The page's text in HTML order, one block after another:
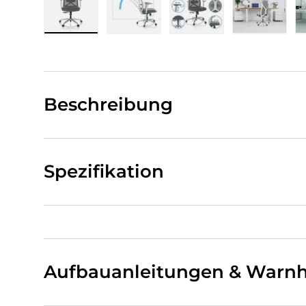
Beschreibung
Spezifikation
Aufbauanleitungen &